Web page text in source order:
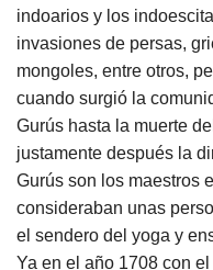
indoarios y los
invasiones de persas,
mongoles, entre otros,
cuando surgió la
Gurús hasta la muerte
justamente después la
Gurús son los maestros
consideraban unas
el sendero del yoga y
Ya en el año 1708 con